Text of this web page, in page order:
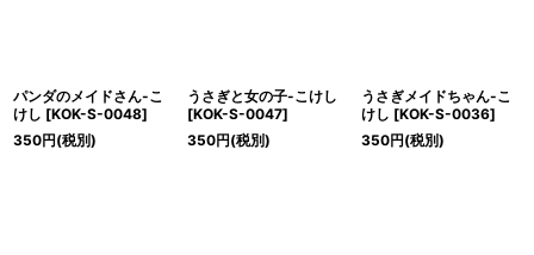
パンダのメイドさん-こ
けし [KOK-S-0048]
350円(税別)
うさぎと女の子-こけし
[KOK-S-0047]
350円(税別)
うさぎメイドちゃん-こ
けし [KOK-S-0036]
350円(税別)